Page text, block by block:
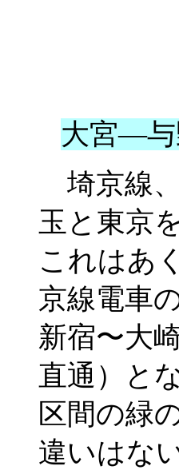
大宮—
埼京線
玉と東京
これはあ
京線電車
新宿〜大
直通）と
区間の緑
違いはな